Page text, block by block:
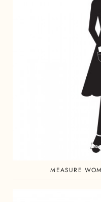
MEASURE